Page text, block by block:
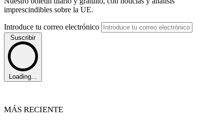
imprescindibles sobre la UE.
Introduce tu correo electrónico
Suscribir
Loading...
MÁS RECIENTE